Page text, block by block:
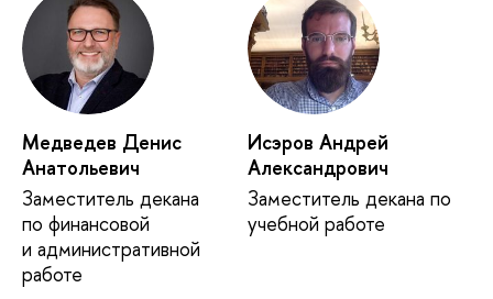
Медведев Денис
Анатольевич
Заместитель декана
по финансовой
и административной
работе
Исэров Андрей
Александрович
Заместитель декана по
учебной работе